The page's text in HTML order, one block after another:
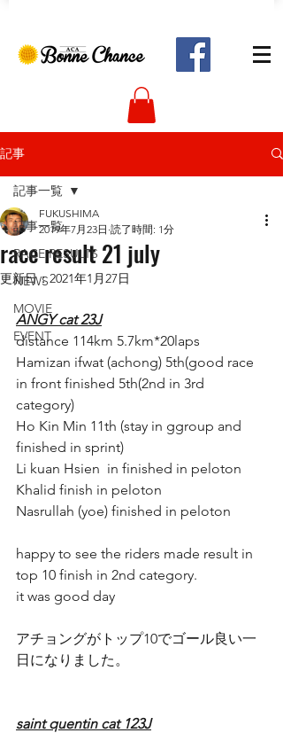
記事
記事一覧
RACE RESULTS
NEWS
MOVIE
EVENT
記事一覧
race result 21 july
FUKUSHIMA
2019年7月23日 読了時間: 1分
更新日：2021年1月27日
ANGY cat 23J
distance 114km 5.7km*20laps
Hamizan ifwat (achong) 5th(good race
in front finished 5th(2nd in 3rd
category)
Ho Kin Min 11th (stay in ggroup and
finished in sprint)
Li kuan Hsien  in finished in peloton
Khalid finish in peloton
Nasrullah (yoe) finished in peloton
happy to see the riders made result in
top 10 finish in 2nd category.
it was good day
アチョングがトップ10でゴール良い一
日になりました。
saint quentin cat 123J